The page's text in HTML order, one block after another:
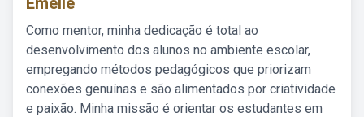
Como mentor, minha dedicação é total ao
desenvolvimento dos alunos no ambiente escolar,
empregando métodos pedagógicos que priorizam
conexões genuínas e são alimentados por criatividade
e paixão. Minha missão é orientar os estudantes em